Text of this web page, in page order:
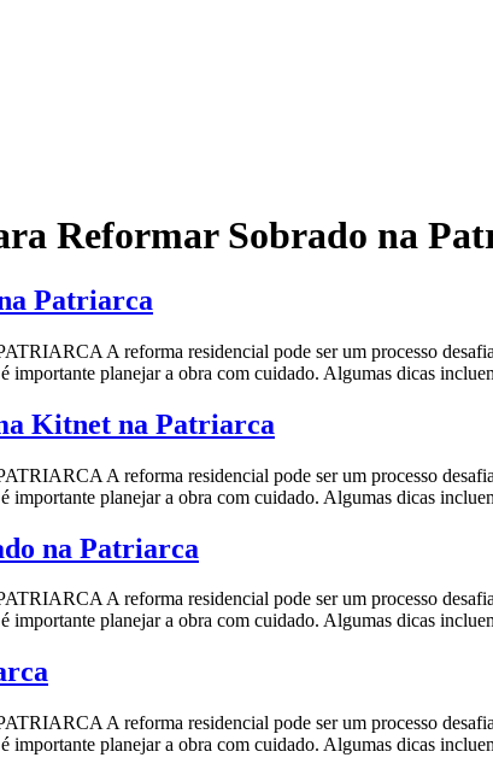
Reformar Sobrado na
Patriarca
A reforma residencial pode ser um processo
importante planejar a obra com cuidado. Algumas dicas
Kitnet na Patriarca
A reforma residencial pode ser um processo
importante planejar a obra com cuidado. Algumas dicas
na Patriarca
A reforma residencial pode ser um processo
importante planejar a obra com cuidado. Algumas dicas
A reforma residencial pode ser um processo
importante planejar a obra com cuidado. Algumas dicas